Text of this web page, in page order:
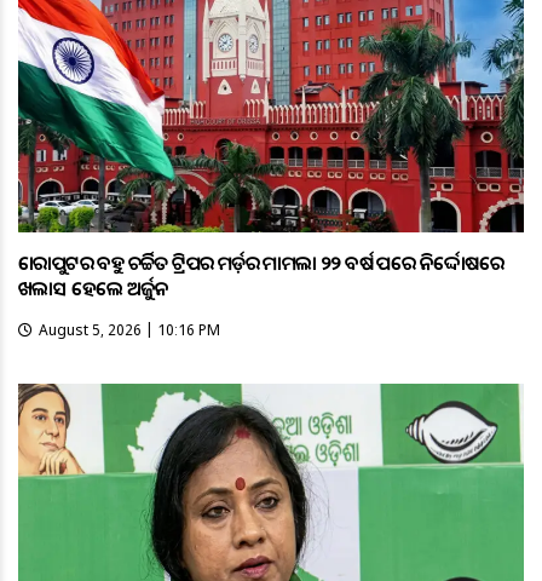
କୋରାପୁଟର ବହୁ ଚର୍ଚ୍ଚିତ ଟ୍ରିପର ମର୍ଡ଼ର ମାମଲା ୨୨ ବର୍ଷ ପରେ ନିର୍ଦ୍ଦୋଷରେ
ଖଲାସ ହେଲେ ଅର୍ଜୁନ
August 5, 2026 | 10:16 PM